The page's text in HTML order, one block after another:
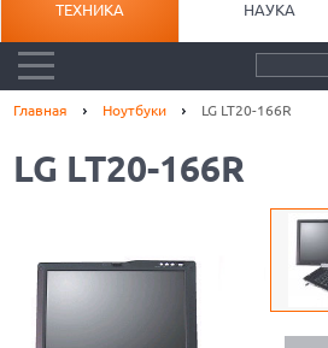
ТЕХНИКА НАУКА
Главная Ноутбуки LG LT20-166R
LG LT20-166R